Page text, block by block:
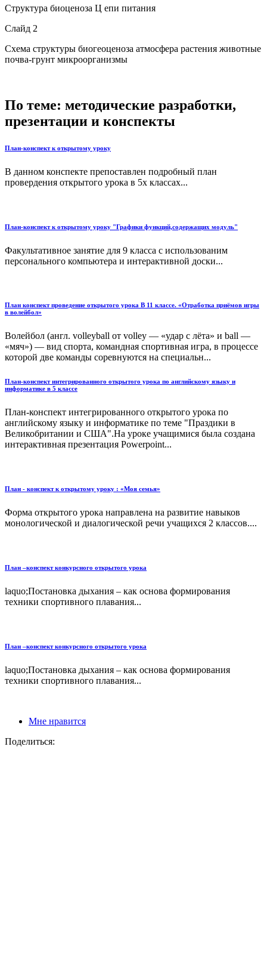
Структура биоценоза Ц епи питания
Слайд 2
Схема структуры биогеоценоза атмосфера растения животные
почва-грунт микроорганизмы
По теме: методические разработки,
презентации и конспекты
План-конспект к открытому уроку
В данном конспекте препоставлен подробный план
провердения открытого урока в 5х классах...
План-конспект к открытому уроку "Графики функций,содержащих модуль"
Факультативное занятие для 9 класса с использованим
персонального компьютера и интерактивной доски...
План конспект проведение открытого урока В 11 классе. «Отработка приёмов игры
в волейбол»
Волейбол (англ. volleyball от volley — «удар с лёта» и ball —
«мяч») — вид спорта, командная спортивная игра, в процессе
которой две команды соревнуются на специальн...
План-конспект интегрированного открытого урока по английскому языку и
информатике в 5 классе
План-конспект интегрированного открытого урока по
английскому языку и информатике по теме "Праздики в
Великобритании и США".На уроке учащимися была создана
интерактивная презентация Powerpoint...
План - конспект к открытому уроку : «Моя семья»
Форма открытого урока направлена на развитие навыков
монологической и диалогической речи учащихся 2 классов....
План –конспект конкурсного открытого урока
laquo;Постановка дыхания – как основа формирования
техники спортивного плавания...
План –конспект конкурсного открытого урока
laquo;Постановка дыхания – как основа формирования
техники спортивного плавания...
Мне нравится
Поделиться: